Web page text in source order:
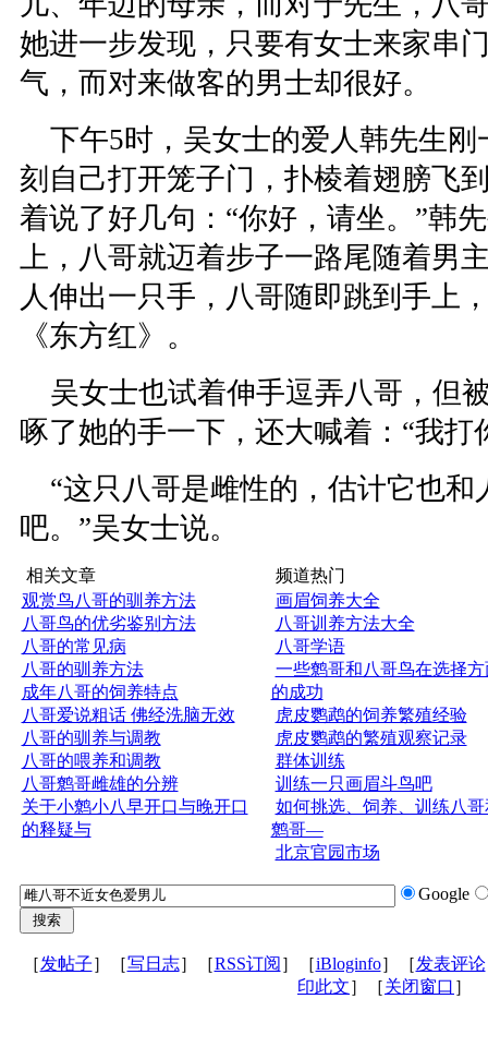
她进一步发现，只要有女士来家串
气，而对来做客的男士却很好。
下午5时，吴女士的爱人韩先生刚
刻自己打开笼子门，扑棱着翅膀飞
着说了好几句：“你好，请坐。”韩
上，八哥就迈着步子一路尾随着男
人伸出一只手，八哥随即跳到手上
《东方红》。
吴女士也试着伸手逗弄八哥，但
啄了她的手一下，还大喊着：“我打
“这只八哥是雌性的，估计它也和
吧。”吴女士说。
相关文章
观赏鸟八哥的驯养方法
八哥鸟的优劣鉴别方法
八哥的常见病
八哥的驯养方法
成年八哥的饲养特点
八哥爱说粗话 佛经洗脑无效
八哥的驯养与调教
八哥的喂养和调教
八哥鹩哥雌雄的分辨
关于小鹩小八早开口与晚开口
的释疑与
频道热门
画眉饲养大全
八哥训养方法大全
八哥学语
一些鹩哥和八哥鸟在选择方
的成功
虎皮鹦鹉的饲养繁殖经验
虎皮鹦鹉的繁殖观察记录
群体训练
训练一只画眉斗鸟吧
如何挑选、饲养、训练八哥
鹩哥—
北京官园市场
Google
［发帖子］［写日志］［RSS订阅 ］［iBloginfo］［发表评论
印此文］［关闭窗口 ］